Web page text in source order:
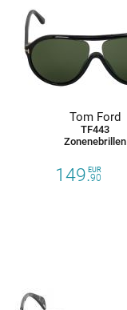
Tom Ford
TF443
Zonenebrillen
149.90
EUR